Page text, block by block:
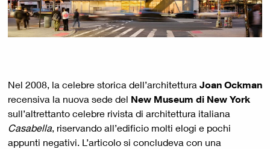
Nel 2008, la celebre storica dell’architettura Joan Ockman
recensiva la nuova sede del New Museum di New York
sull’altrettanto celebre rivista di architettura italiana
Casabella, riservando all’edificio molti elogi e pochi
appunti negativi. L’articolo si concludeva con una